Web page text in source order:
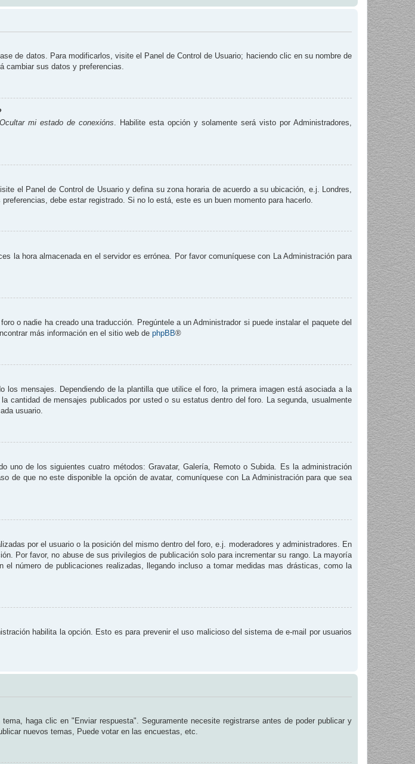
de datos. Para modificarlos, visite el Panel de Control de Usuario; haciendo clic en su nombre de
cambiar sus datos y preferencias.
Ocultar mi estado de conexións. Habilite esta opción y solamente será visto por Administradores,
el Panel de Control de Usuario y defina su zona horaria de acuerdo a su ubicación, e.j. Londres,
debe estar registrado. Si no lo está, este es un buen momento para hacerlo.
la hora almacenada en el servidor es errónea. Por favor comuníquese con La Administración para
o nadie ha creado una traducción. Pregúntele a un Administrador si puede instalar el paquete del
más información en el sitio web de phpBB®
los mensajes. Dependiendo de la plantilla que utilice el foro, la primera imagen está asociada a la
cantidad de mensajes publicados por usted o su estatus dentro del foro. La segunda, usualmente
usuario.
uno de los siguientes cuatro métodos: Gravatar, Galería, Remoto o Subida. Es la administración
de que no este disponible la opción de avatar, comuníquese con La Administración para que sea
por el usuario o la posición del mismo dentro del foro, e.j. moderadores y administradores. En
Por favor, no abuse de sus privilegios de publicación solo para incrementar su rango. La mayoría
número de publicaciones realizadas, llegando incluso a tomar medidas mas drásticas, como la
habilita la opción. Esto es para prevenir el uso malicioso del sistema de e-mail por usuarios
haga clic en "Enviar respuesta". Seguramente necesite registrarse antes de poder publicar y
nuevos temas, Puede votar en las encuestas, etc.